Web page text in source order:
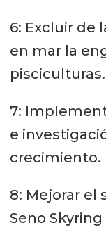
6: Excluir de
en mar la
pisciculturas.
7:
e
crecimiento.
8: Mejorar el
Seno